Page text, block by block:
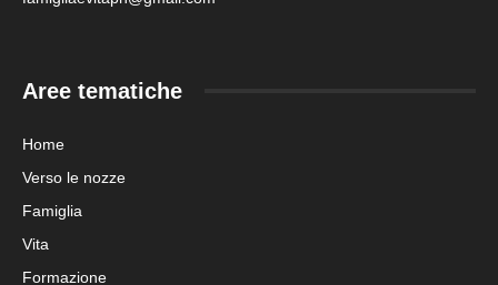
Aree tematiche
Home
Verso le nozze
Famiglia
Vita
Formazione